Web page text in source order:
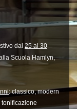
dal 25 al 30
Scuola Hamlyn,
: classico, modern